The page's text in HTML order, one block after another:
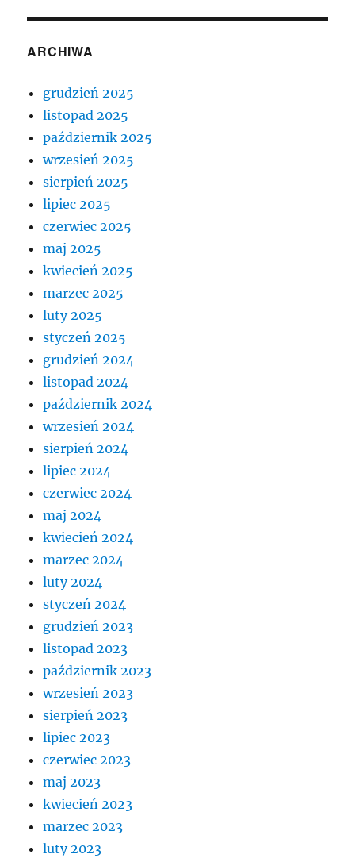
ARCHIWA
grudzień 2025
listopad 2025
październik 2025
wrzesień 2025
sierpień 2025
lipiec 2025
czerwiec 2025
maj 2025
kwiecień 2025
marzec 2025
luty 2025
styczeń 2025
grudzień 2024
listopad 2024
październik 2024
wrzesień 2024
sierpień 2024
lipiec 2024
czerwiec 2024
maj 2024
kwiecień 2024
marzec 2024
luty 2024
styczeń 2024
grudzień 2023
listopad 2023
październik 2023
wrzesień 2023
sierpień 2023
lipiec 2023
czerwiec 2023
maj 2023
kwiecień 2023
marzec 2023
luty 2023